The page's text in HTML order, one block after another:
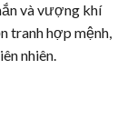
và vượng khí
tranh hợp mệnh,
nhiên.